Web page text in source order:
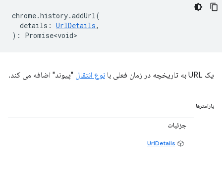
chrome.history.addUrl(
details : UrlDetails,
) : Promise<void>
یک URL به تاریخچه در زمان فعلی با نوع انتقال "پیوند" اضافه می کند.
پارامترها
جزئیات
UrlDetails